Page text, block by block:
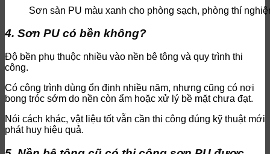
Sơn sàn PU màu xanh cho phòng sạch, phòng thí
4. Sơn PU có bền không?
Độ bền phụ thuộc nhiều vào nền bê tông và quy trình thi
công.
Có công trình dùng ổn định nhiều năm, nhưng cũng có nơi
bong tróc sớm do nền còn ẩm hoặc xử lý bề mặt chưa đạt.
Nói cách khác, vật liệu tốt vẫn cần thi công đúng kỹ thuật mới
phát huy hiệu quả.